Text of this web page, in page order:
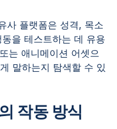
사 플랫폼은 성격, 목소
을 테스트하는 데 유용
는 애니메이션 어셋으
말하는지 탐색할 수 있
작동 방식